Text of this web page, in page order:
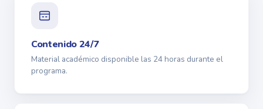
Contenido 24/7
Material académico disponible las 24 horas durante el
programa.